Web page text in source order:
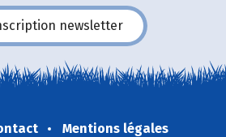
newsletter
Mentions légales